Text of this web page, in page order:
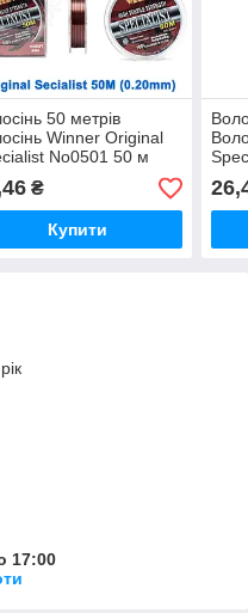
50 метрів
Winner Original
No0501 50 м
мм *
₴
Купити
17:00